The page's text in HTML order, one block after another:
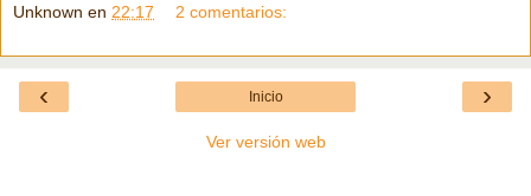
Unknown en 22:17 2 comentarios:
‹ ›
Inicio
Ver versión web